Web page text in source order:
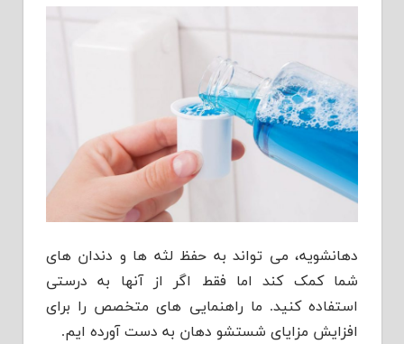
دهانشویه، می تواند به حفظ لثه ها و دندان های
شما کمک کند اما فقط اگر از آنها به درستی
استفاده کنید. ما راهنمایی های متخصص را برای
افزایش مزایای شستشو دهان به دست آورده ایم.